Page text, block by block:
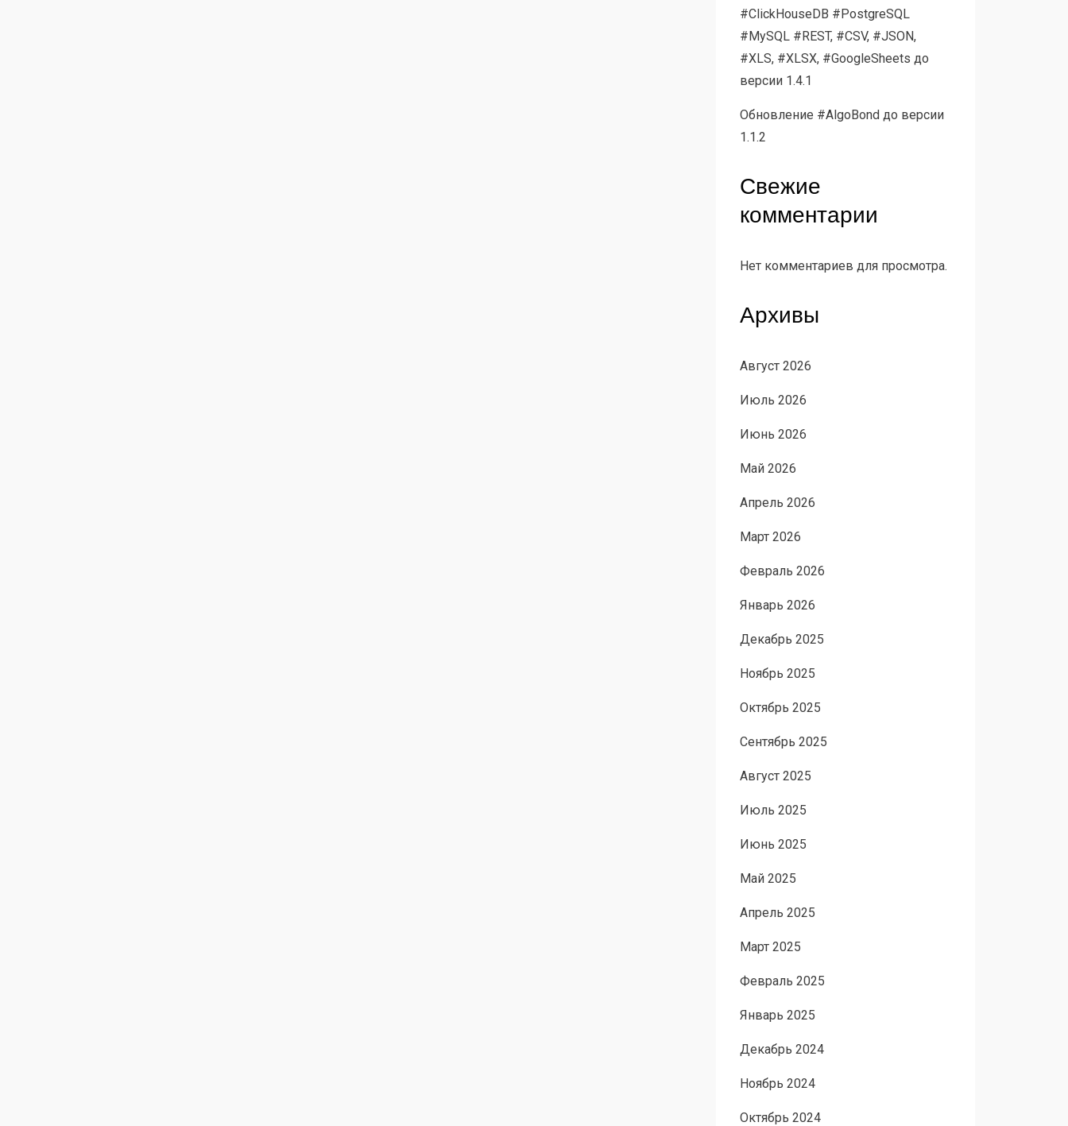
#ClickHouseDB #PostgreSQL
#MySQL #REST, #CSV, #JSON,
#XLS, #XLSX, #GoogleSheets до
версии 1.4.1
Обновление #AlgoBond до версии
1.1.2
Свежие
комментарии
Нет комментариев для просмотра.
Архивы
Август 2026
Июль 2026
Июнь 2026
Май 2026
Апрель 2026
Март 2026
Февраль 2026
Январь 2026
Декабрь 2025
Ноябрь 2025
Октябрь 2025
Сентябрь 2025
Август 2025
Июль 2025
Июнь 2025
Май 2025
Апрель 2025
Март 2025
Февраль 2025
Январь 2025
Декабрь 2024
Ноябрь 2024
Октябрь 2024